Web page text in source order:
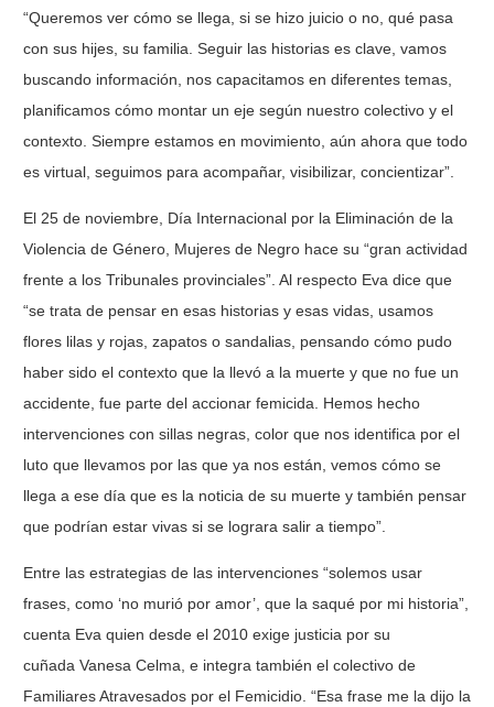
“Queremos ver cómo se llega, si se hizo juicio o no, qué pasa
con sus hijes, su familia. Seguir las historias es clave, vamos
buscando información, nos capacitamos en diferentes temas,
planificamos cómo montar un eje según nuestro colectivo y el
contexto. Siempre estamos en movimiento, aún ahora que todo
es virtual, seguimos para acompañar, visibilizar, concientizar”.
El 25 de noviembre, Día Internacional por la Eliminación de la
Violencia de Género, Mujeres de Negro hace su “gran actividad
frente a los Tribunales provinciales”. Al respecto Eva dice que
“se trata de pensar en esas historias y esas vidas, usamos
flores lilas y rojas, zapatos o sandalias, pensando cómo pudo
haber sido el contexto que la llevó a la muerte y que no fue un
accidente, fue parte del accionar femicida. Hemos hecho
intervenciones con sillas negras, color que nos identifica por el
luto que llevamos por las que ya nos están, vemos cómo se
llega a ese día que es la noticia de su muerte y también pensar
que podrían estar vivas si se lograra salir a tiempo”.
Entre las estrategias de las intervenciones “solemos usar
frases, como ‘no murió por amor’, que la saqué por mi historia”,
cuenta Eva quien desde el 2010 exige justicia por su
cuñada Vanesa Celma, e integra también el colectivo de
Familiares Atravesados por el Femicidio. “Esa frase me la dijo la